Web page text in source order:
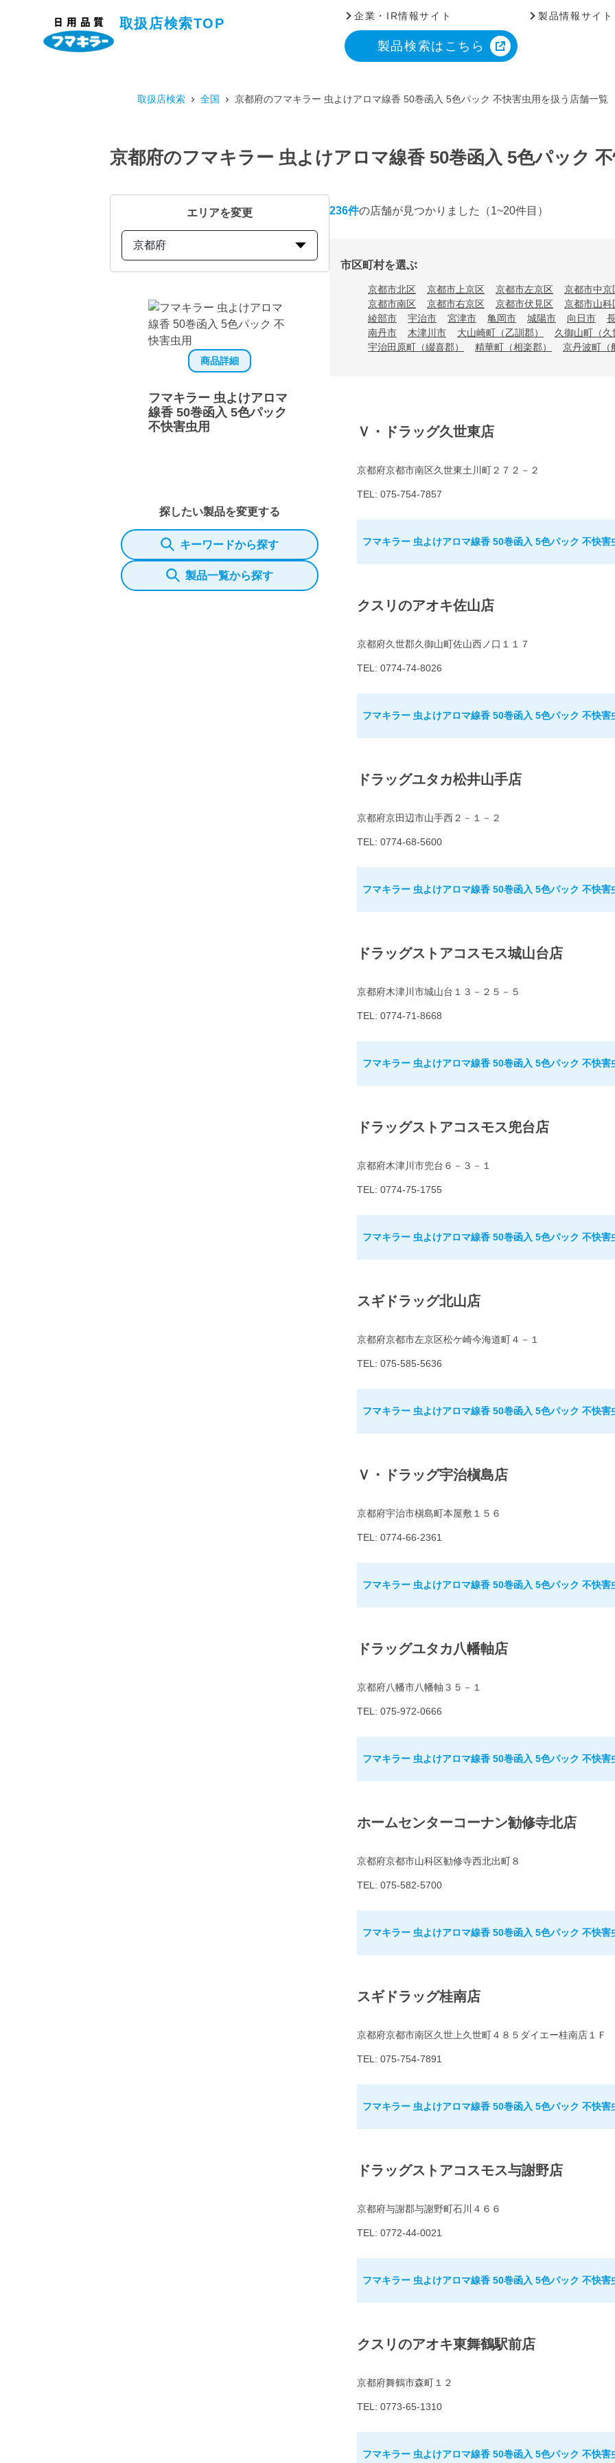
取扱店検索TOP
企業・IR情報サイト 製品情報サイト
製品検索はこちら
取扱店検索 全国 京都府のフマキラー 虫よけアロマ線香 50巻函入 5色パック 不快害虫用を扱う店舗一覧
京都府のフマキラー 虫よけアロマ線香 50巻函入 5色パック
エリアを変更
京都府
商品詳細
フマキラー 虫よけアロマ
線香 50巻函入 5色パック
不快害虫用
探したい製品を変更する
キーワードから探す
製品一覧から探す
236件の店舗が見つかりました （1~20件目）
市区町村を選ぶ
京都市北区 京都市上京区 京都市左京区
京都市中京
京都市南区
京都市右京区 京都市伏見区
京都市山科
綾部市
宇治市 宮津市 亀岡市 城陽市 向日市
南丹市
木津川市 大山崎町（乙訓郡）
久御山町（久
宇治田原町（綴喜郡）
精華町（相楽郡） 京丹波町（
Ｖ・ドラッグ久世東店
京都府京都市南区久世東土川町２７２－２
TEL: 075-754-7857
フマキラー 虫よけアロマ線香 50巻函入 5色パック 不快害
クスリのアオキ佐山店
京都府久世郡久御山町佐山西ノ口１１７
TEL: 0774-74-8026
フマキラー 虫よけアロマ線香 50巻函入 5色パック 不快害
ドラッグユタカ松井山手店
京都府京田辺市山手西２－１－２
TEL: 0774-68-5600
フマキラー 虫よけアロマ線香 50巻函入 5色パック 不快害
ドラッグストアコスモス城山台店
京都府木津川市城山台１３－２５－５
TEL: 0774-71-8668
フマキラー 虫よけアロマ線香 50巻函入 5色パック 不快害
ドラッグストアコスモス兜台店
京都府木津川市兜台６－３－１
TEL: 0774-75-1755
フマキラー 虫よけアロマ線香 50巻函入 5色パック 不快害
スギドラッグ北山店
京都府京都市左京区松ケ崎今海道町４－１
TEL: 075-585-5636
フマキラー 虫よけアロマ線香 50巻函入 5色パック 不快害
Ｖ・ドラッグ宇治槇島店
京都府宇治市槇島町本屋敷１５６
TEL: 0774-66-2361
フマキラー 虫よけアロマ線香 50巻函入 5色パック 不快害
ドラッグユタカ八幡軸店
京都府八幡市八幡軸３５－１
TEL: 075-972-0666
フマキラー 虫よけアロマ線香 50巻函入 5色パック 不快害
ホームセンターコーナン勧修寺北店
京都府京都市山科区勧修寺西北出町８
TEL: 075-582-5700
フマキラー 虫よけアロマ線香 50巻函入 5色パック 不快害
スギドラッグ桂南店
京都府京都市南区久世上久世町４８５ダイエー桂南店１Ｆ
TEL: 075-754-7891
フマキラー 虫よけアロマ線香 50巻函入 5色パック 不快害
ドラッグストアコスモス与謝野店
京都府与謝郡与謝野町石川４６６
TEL: 0772-44-0021
フマキラー 虫よけアロマ線香 50巻函入 5色パック 不快害
クスリのアオキ東舞鶴駅前店
京都府舞鶴市森町１２
TEL: 0773-65-1310
フマキラー 虫よけアロマ線香 50巻函入 5色パック 不快害